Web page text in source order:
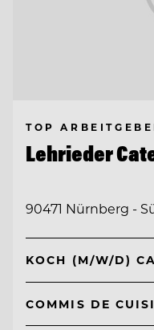
TOP
Lehrieder
90471 Nürnberg -
KOCH (M/W/D)
COMMIS DE